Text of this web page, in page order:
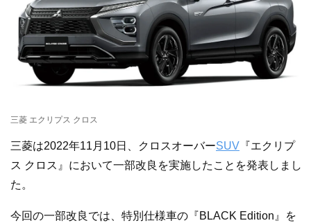
三菱 エクリプス クロス
三菱は2022年11月10日、クロスオーバーSUV 『エクリプ
ス クロス』において一部改良を実施したことを発表しまし
た。
今回の一部改良では、特別仕様車の『BLACK Edition』を